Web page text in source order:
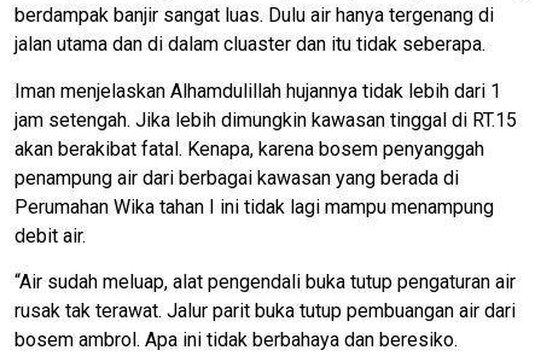
berdampak banjir sangat luas. Dulu air hanya tergenang di
jalan utama dan di dalam cluaster dan itu tidak seberapa.
Iman menjelaskan Alhamdulillah hujannya tidak lebih dari 1
jam setengah. Jika lebih dimungkin kawasan tinggal di RT.15
akan berakibat fatal. Kenapa, karena bosem penyanggah
penampung air dari berbagai kawasan yang berada di
Perumahan Wika tahan I ini tidak lagi mampu menampung
debit air.
“Air sudah meluap, alat pengendali buka tutup pengaturan air
rusak tak terawat. Jalur parit buka tutup pembuangan air dari
bosem ambrol. Apa ini tidak berbahaya dan beresiko.